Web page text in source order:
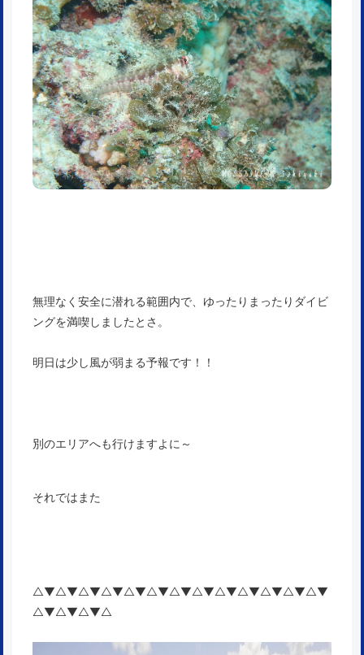
無理なく安全に潜れる範囲内で、ゆったりまったりダイビ
ングを満喫しましたとさ。
明日は少し風が弱まる予報です！！
別のエリアへも行けますよに～
それではまた
△▼△▼△▼△▼△▼△▼△▼△▼△▼△▼△▼△▼△▼
△▼△▼△▼△